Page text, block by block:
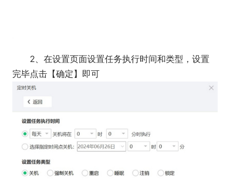
2、在设置页面设置任务执行时间和类型，设置
完毕点击【确定】即可